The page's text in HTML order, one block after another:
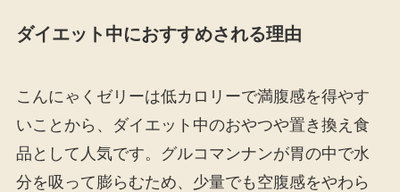
ダイエット中におすすめされる理由
こんにゃくゼリーは低カロリーで満腹感を得やす
いことから、ダイエット中のおやつや置き換え食
品として人気です。グルコマンナンが胃の中で水
分を吸って膨らむため、少量でも空腹感をやわら